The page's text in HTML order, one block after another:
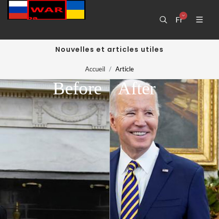
Fr
Nouvelles et articles utiles
Accueil Article
After
Before